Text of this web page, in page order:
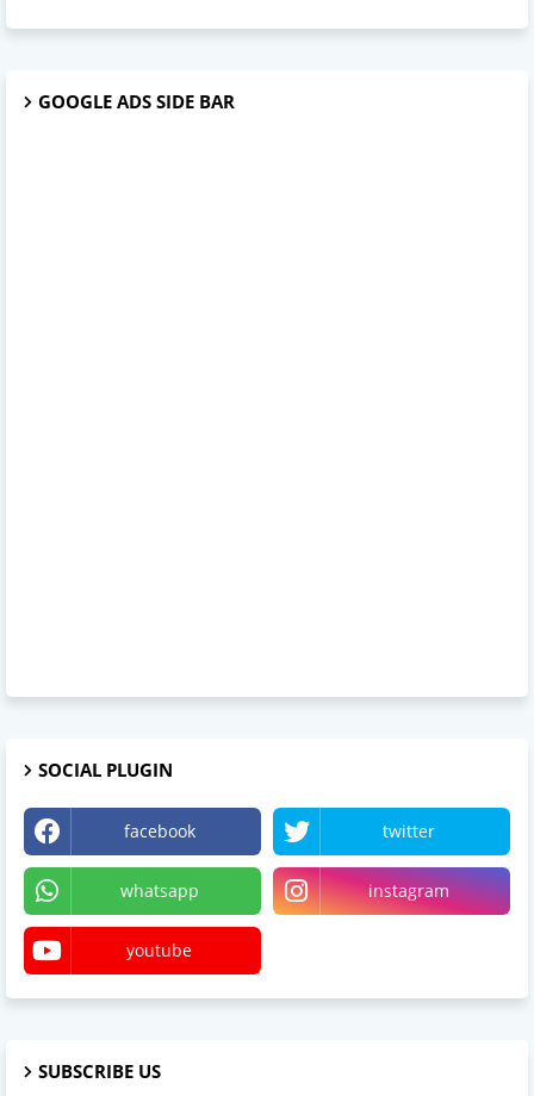
GOOGLE ADS SIDE BAR
SOCIAL PLUGIN
facebook twitter
whatsapp instagram
youtube
SUBSCRIBE US